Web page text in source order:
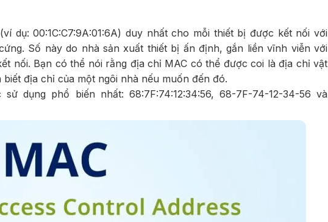
dụ: 00:1C:C7:9A:01:6A) duy nhất cho mỗi thiết bị được kết nối với
Số này do nhà sản xuất thiết bị ấn định, gắn liền vĩnh viễn với
nối. Bạn có thể nói rằng địa chỉ MAC có thể được coi là địa chỉ vật
địa chỉ của một ngôi nhà nếu muốn đến đó.
dụng phổ biến nhất: 68:7F:74:12:34:56, 68-7F-74-12-34-56 và